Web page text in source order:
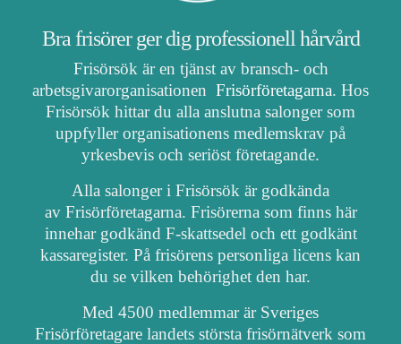
Bra frisörer ger dig professionell hårvård
Frisörsök är en tjänst av bransch- och
arbetsgivarorganisationen Frisörföretagarna. Hos
Frisörsök hittar du alla anslutna salonger som
uppfyller organisationens medlemskrav på
yrkesbevis och seriöst företagande.
Alla salonger i Frisörsök är godkända
av Frisörföretagarna. Frisörerna som finns här
innehar godkänd F-skattsedel och ett godkänt
kassaregister. På frisörens personliga licens kan
du se vilken behörighet den har.
Med 4500 medlemmar är Sveriges
Frisörföretagare landets största frisörnätverk som